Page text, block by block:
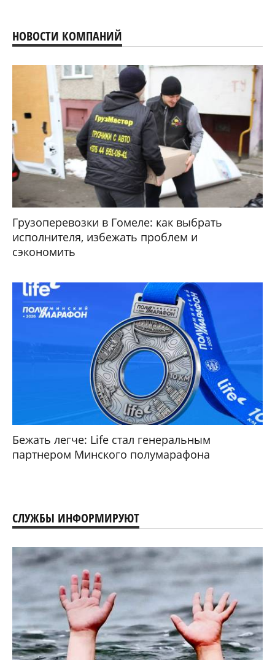
НОВОСТИ КОМПАНИЙ
Грузоперевозки в Гомеле: как выбрать
исполнителя, избежать проблем и
сэкономить
Бежать легче: Life стал генеральным
партнером Минского полумарафона
СЛУЖБЫ ИНФОРМИРУЮТ